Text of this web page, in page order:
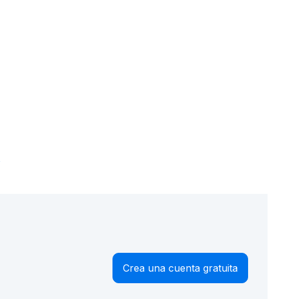
Crea una cuenta gratuita